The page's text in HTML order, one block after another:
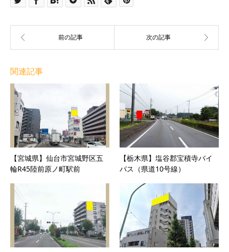
関連記事
【宮城県】仙台市宮城野区五
輪R45陸前原ノ町駅前
【栃木県】塩谷郡宝積寺バイ
パス（県道10号線）